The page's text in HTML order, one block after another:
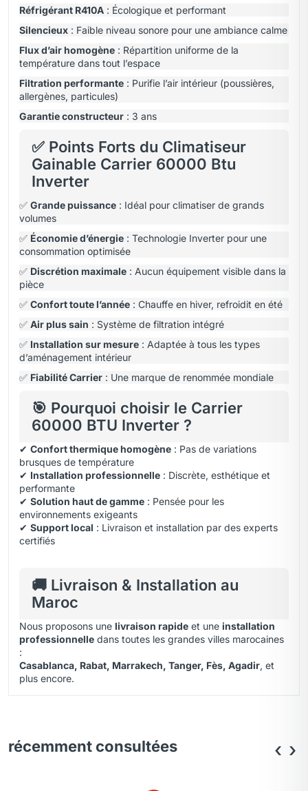
Réfrigérant R410A : Écologique et performant
Silencieux : Faible niveau sonore pour une ambiance calme
Flux d’air homogène : Répartition uniforme de la
température dans tout l’espace
Filtration performante : Purifie l’air intérieur (poussières,
allergènes, particules)
Garantie constructeur : 3 ans
✅ Points Forts du Climatiseur
Gainable Carrier 60000 Btu
Inverter
✅ Grande puissance : Idéal pour climatiser de grands
volumes
✅ Économie d’énergie : Technologie Inverter pour une
consommation optimisée
✅ Discrétion maximale : Aucun équipement visible dans la
pièce
✅ Confort toute l’année : Chauffe en hiver, refroidit en été
✅ Air plus sain : Système de filtration intégré
✅ Installation sur mesure : Adaptée à tous les types
d’aménagement intérieur
✅ Fiabilité Carrier : Une marque de renommée mondiale
🎯 Pourquoi choisir le Carrier
60000 BTU Inverter ?
✔ Confort thermique homogène : Pas de variations
brusques de température
✔ Installation professionnelle : Discrète, esthétique et
performante
✔ Solution haut de gamme : Pensée pour les
environnements exigeants
✔ Support local : Livraison et installation par des experts
certifiés
🚚 Livraison & Installation au
Maroc
Nous proposons une livraison rapide et une installation
professionnelle dans toutes les grandes villes marocaines
:
Casablanca, Rabat, Marrakech, Tanger, Fès, Agadir, et
plus encore.
récemment consultées ‹ ›